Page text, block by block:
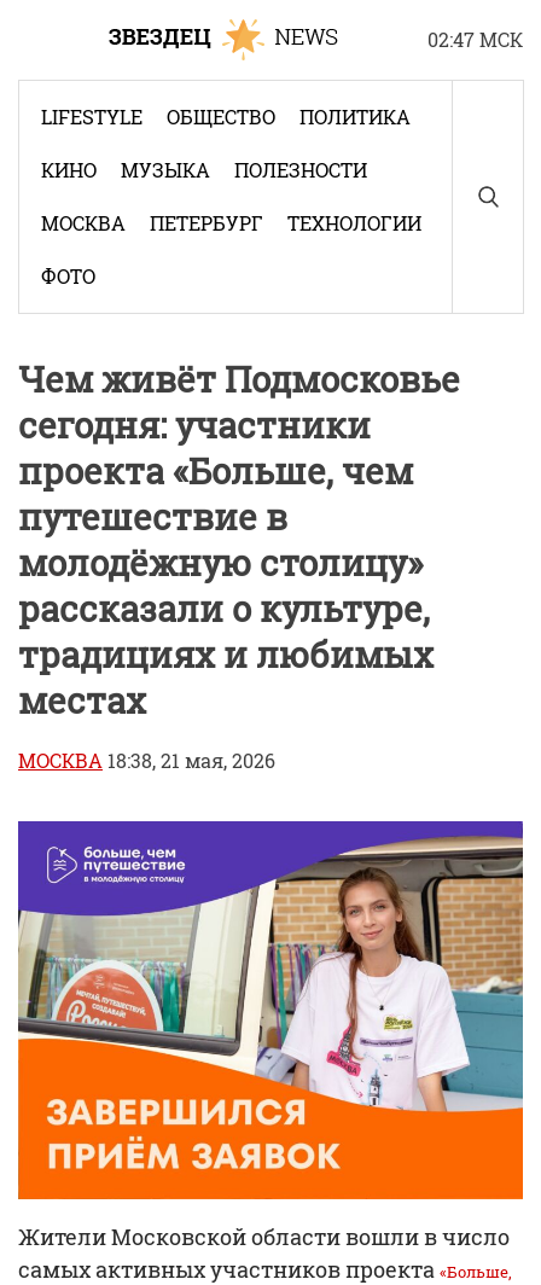
02:47 МСК
LIFESTYLE ОБЩЕСТВО ПОЛИТИКА
КИНО МУЗЫКА ПОЛЕЗНОСТИ
МОСКВА ПЕТЕРБУРГ ТЕХНОЛОГИИ
ФОТО
Чем живёт Подмосковье
сегодня: участники
проекта «Больше, чем
путешествие в
молодёжную столицу»
рассказали о культуре,
традициях и любимых
местах
МОСКВА 18:38, 21 мая, 2026
Жители Московской области вошли в число
самых активных участников проекта «Больше,